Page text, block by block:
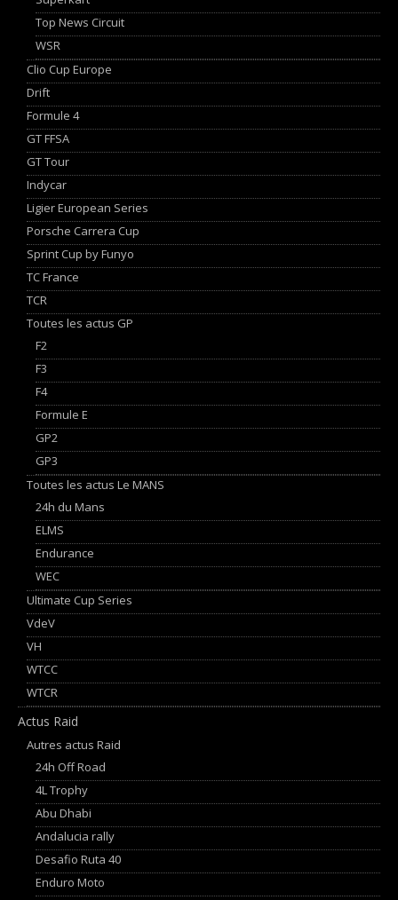
Top News Circuit
WSR
Clio Cup Europe
Drift
Formule 4
GT FFSA
GT Tour
Indycar
Ligier European Series
Porsche Carrera Cup
Sprint Cup by Funyo
TC France
TCR
Toutes les actus GP
F2
F3
F4
Formule E
GP2
GP3
Toutes les actus Le MANS
24h du Mans
ELMS
Endurance
WEC
Ultimate Cup Series
VdeV
VH
WTCC
WTCR
Actus Raid
Autres actus Raid
24h Off Road
4L Trophy
Abu Dhabi
Andalucia rally
Desafio Ruta 40
Enduro Moto